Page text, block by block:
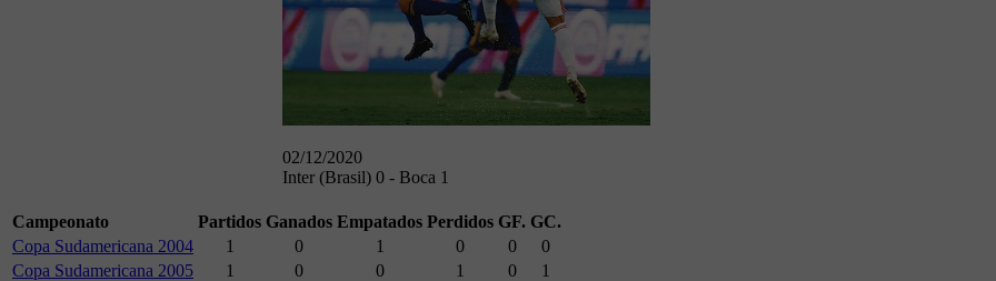
02/12/2020
Inter (Brasil) 0 - Boca 1
Campeonato Partidos Ganados Empatados Perdidos GF. GC.
Copa Sudamericana 2004
1 0 1 0 0
0
Copa Sudamericana 2005
1 0 0 1 0
1